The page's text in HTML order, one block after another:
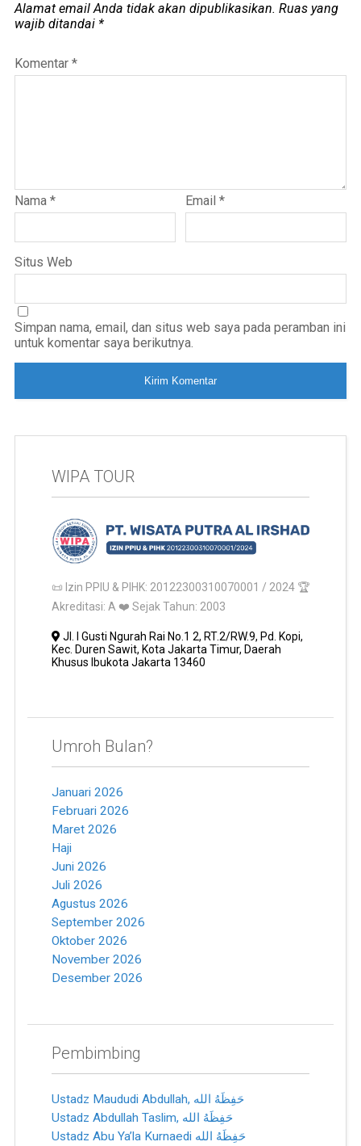
Alamat email Anda tidak akan dipublikasikan. Ruas yang
wajib ditandai *
Komentar *
Nama * Email*
Situs Web
Simpan nama, email, dan situs web saya pada peramban ini
untuk komentar saya berikutnya.
WIPA TOUR
📜 Izin PPIU & PIHK: 20122300310070001 / 2024 🏆
Akreditasi: A ❤️ Sejak Tahun: 2003
Jl. I Gusti Ngurah Rai No.1 2, RT.2/RW.9, Pd. Kopi,
Kec. Duren Sawit, Kota Jakarta Timur, Daerah
Khusus Ibukota Jakarta 13460
Umroh Bulan?
Januari 2026
Februari 2026
Maret 2026
Haji
Juni 2026
Juli 2026
Agustus 2026
September 2026
Oktober 2026
November 2026
Desember 2026
Pembimbing
Ustadz Maududi Abdullah, ﺣَﻔِﻈَﻪُ ﺍﻟﻠﻪ
Ustadz Abdullah Taslim, ﺣَﻔِﻈَﻪُ ﺍﻟﻠﻪ
Ustadz Abu Ya’la Kurnaedi ﺣَﻔِﻈَﻪُ ﺍﻟﻠﻪ